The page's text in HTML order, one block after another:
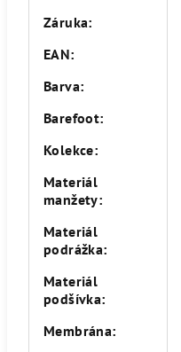
Záruka:
EAN:
Barva:
Barefoot:
Kolekce:
Materiál
manžety:
Materiál
podrážka:
Materiál
podšívka:
Membrána: